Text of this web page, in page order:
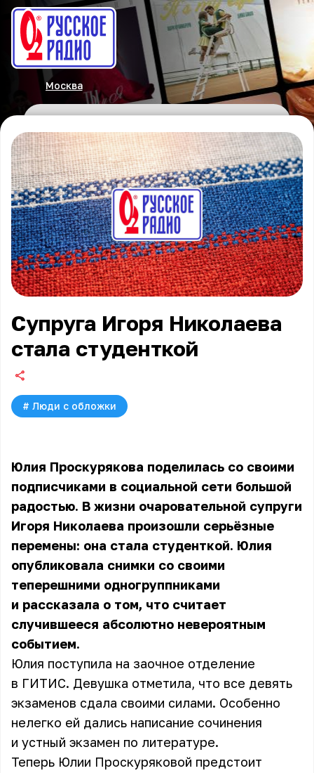
Москва
Супруга Игоря Николаева
стала студенткой
# Люди с обложки
Юлия Проскурякова поделилась со своими
подписчиками в социальной сети большой
радостью. В жизни очаровательной супруги
Игоря Николаева произошли серьёзные
перемены: она стала студенткой. Юлия
опубликовала снимки со своими
теперешними одногруппниками
и рассказала о том, что считает
случившееся абсолютно невероятным
событием.
Юлия поступила на заочное отделение
в ГИТИС. Девушка отметила, что все девять
экзаменов сдала своими силами. Особенно
нелегко ей дались написание сочинения
и устный экзамен по литературе.
Теперь Юлии Проскуряковой предстоит